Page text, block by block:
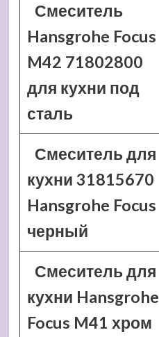
Смеситель
Hansgrohe Focus
M42 71802800
для кухни под
сталь
Смеситель для
кухни 31815670
Hansgrohe Focus
черный
Смеситель для
кухни Hansgrohe
Focus M41 хром